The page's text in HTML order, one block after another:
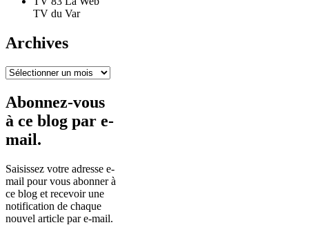
TV du Var
Archives
Archives
Abonnez-vous
à ce blog par e-
mail.
Saisissez votre adresse e-
mail pour vous abonner à
ce blog et recevoir une
notification de chaque
nouvel article par e-mail.